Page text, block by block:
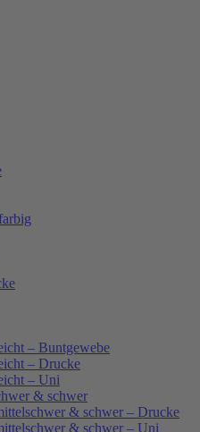
– Buntgewebe
– Drucke
– Uni
& schwer
& schwer – Drucke
& schwer – Uni